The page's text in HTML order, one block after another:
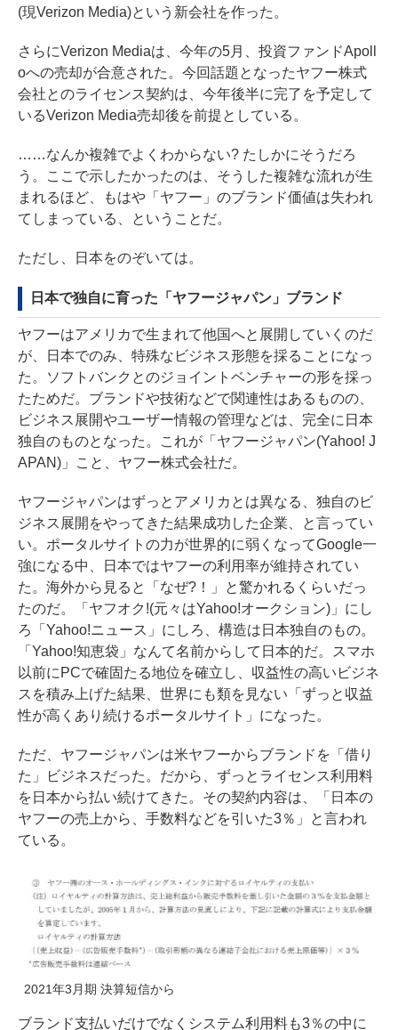
(現Verizon Media)という新会社を作った。
さらにVerizon Mediaは、今年の5月、投資ファンドApoll
oへの売却が合意された。今回話題となったヤフー株式
会社とのライセンス契約は、今年後半に完了を予定して
いるVerizon Media売却後を前提としている。
……なんか複雑でよくわからない? たしかにそうだろ
う。ここで示したかったのは、そうした複雑な流れが生
まれるほど、もはや「ヤフー」のブランド価値は失われ
てしまっている、ということだ。
ただし、日本をのぞいては。
日本で独自に育った「ヤフージャパン」ブランド
ヤフーはアメリカで生まれて他国へと展開していくのだ
が、日本でのみ、特殊なビジネス形態を採ることになっ
た。ソフトバンクとのジョイントベンチャーの形を採っ
たためだ。ブランドや技術などで関連性はあるものの、
ビジネス展開やユーザー情報の管理などは、完全に日本
独自のものとなった。これが「ヤフージャパン(Yahoo! J
APAN)」こと、ヤフー株式会社だ。
ヤフージャパンはずっとアメリカとは異なる、独自のビ
ジネス展開をやってきた結果成功した企業、と言ってい
い。ポータルサイトの力が世界的に弱くなってGoogle一
強になる中、日本ではヤフーの利用率が維持されてい
た。海外から見ると「なぜ?！」と驚かれるくらいだっ
たのだ。「ヤフオク!(元々はYahoo!オークション)」にし
ろ「Yahoo!ニュース」にしろ、構造は日本独自のもの。
「Yahoo!知恵袋」なんて名前からして日本的だ。スマホ
以前にPCで確固たる地位を確立し、収益性の高いビジネ
スを積み上げた結果、世界にも類を見ない「ずっと収益
性が高くあり続けるポータルサイト」になった。
ただ、ヤフージャパンは米ヤフーからブランドを「借り
た」ビジネスだった。だから、ずっとライセンス利用料
を日本から払い続けてきた。その契約内容は、「日本の
ヤフーの売上から、手数料などを引いた3％」と言われ
ている。
2021年3月期 決算短信から
ブランド支払いだけでなくシステム利用料も3％の中に